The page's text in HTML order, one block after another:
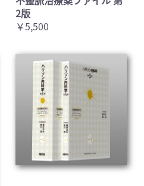
2版
￥5,500